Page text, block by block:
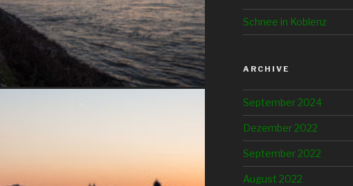
Schnee in Koblenz
ARCHIVE
September 2024
Dezember 2022
September 2022
August 2022